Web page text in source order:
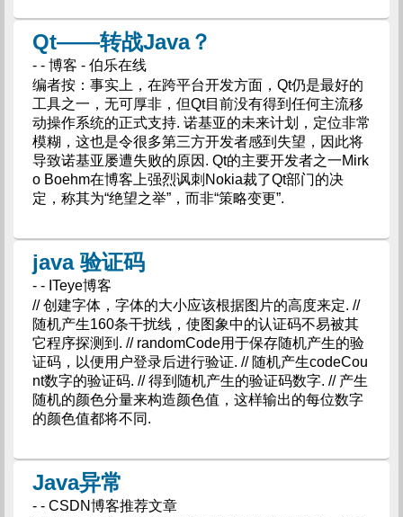
Qt——转战Java？
- - 博客 - 伯乐在线
编者按：事实上，在跨平台开发方面，Qt仍是最好的
工具之一，无可厚非，但Qt目前没有得到任何主流移
动操作系统的正式支持. 诺基亚的未来计划，定位非常
模糊，这也是令很多第三方开发者感到失望，因此将
导致诺基亚屡遭失败的原因. Qt的主要开发者之一Mirk
o Boehm在博客上强烈讽刺Nokia裁了Qt部门的决
定，称其为“绝望之举”，而非“策略变更”.
java 验证码
- - ITeye博客
// 创建字体，字体的大小应该根据图片的高度来定. //
随机产生160条干扰线，使图象中的认证码不易被其
它程序探测到. // randomCode用于保存随机产生的验
证码，以便用户登录后进行验证. // 随机产生codeCou
nt数字的验证码. // 得到随机产生的验证码数字. // 产生
随机的颜色分量来构造颜色值，这样输出的每位数字
的颜色值都将不同.
Java异常
- - CSDN博客推荐文章